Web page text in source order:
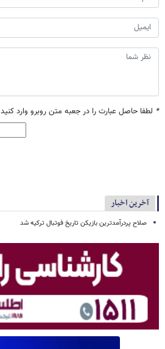
* لطفا حاصل عبارت را در جعبه متن روبرو وارد کنید
آخرین اخبار
صلاح پردرآمدترین بازیکن تاریخ فوتبال ترکیه شد